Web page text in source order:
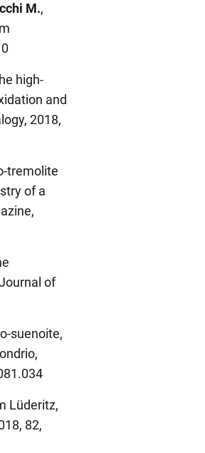
M.,
high-
and
2018,
tremolite
of a
of
suenoite,
Lüderitz,
82,